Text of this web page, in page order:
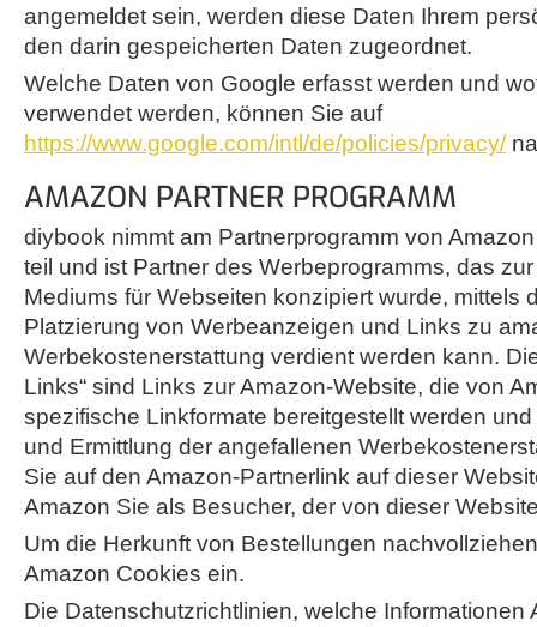
angemeldet sein, werden diese Daten Ihrem
den darin gespeicherten Daten zugeordnet.
Welche Daten von Google erfasst werden und
verwendet werden, können Sie auf
https://www.google.com/intl/de/policies/privacy/
AMAZON PARTNER PROGRAMM
diybook nimmt am Partnerprogramm von
teil und ist Partner des Werbeprogramms, das
Mediums für Webseiten konzipiert wurde, mittels
Platzierung von Werbeanzeigen und Links zu
Werbekostenerstattung verdient werden kann.
Links“ sind Links zur Amazon-Website, die von
spezifische Linkformate bereitgestellt werden
und Ermittlung der angefallenen
Sie auf den Amazon-Partnerlink auf dieser
Amazon Sie als Besucher, der von dieser
Um die Herkunft von Bestellungen
Amazon Cookies ein.
Die Datenschutzrichtlinien, welche Informationen